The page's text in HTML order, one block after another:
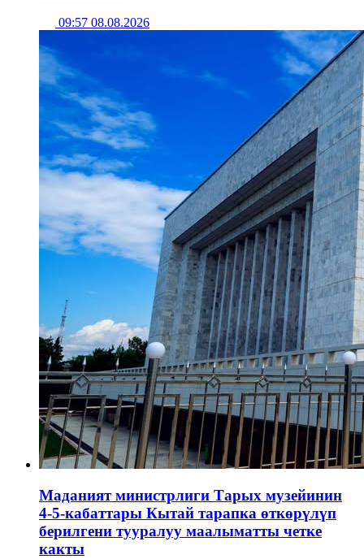
09:57 08.08.2026
Маданият министрлиги Тарых музейинин
4-5-кабаттары Кытай тарапка өткөрүлүп
берилгени тууралуу маалыматты четке
какты